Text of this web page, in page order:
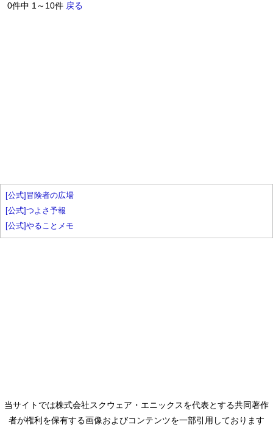
0件中 1～10件 戻る
[公式]冒険者の広場
[公式]つよさ予報
[公式]やることメモ
当サイトでは株式会社スクウェア・エニックスを代表とする共同著作
者が権利を保有する画像およびコンテンツを一部引用しております